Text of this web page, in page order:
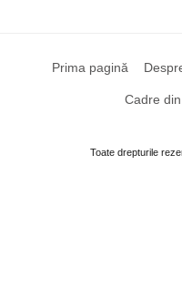
Prima pagină
Cadre
Toate drepturile